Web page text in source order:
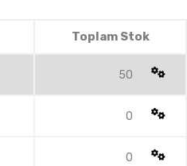
Toplam Stok
50
0
0